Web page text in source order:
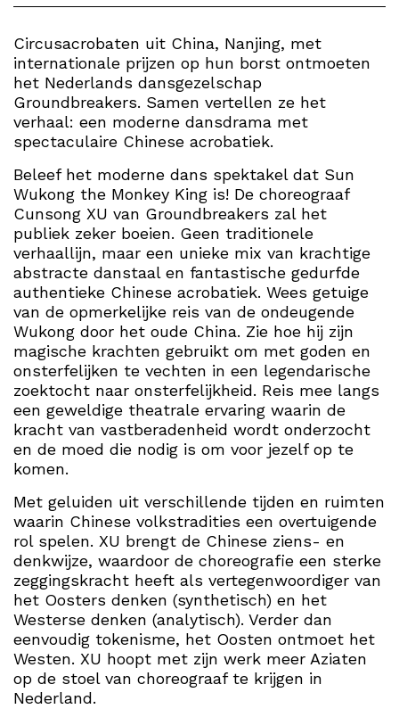
Circusacrobaten uit China, Nanjing, met
internationale prijzen op hun borst ontmoeten
het Nederlands dansgezelschap
Groundbreakers. Samen vertellen ze het
verhaal: een moderne dansdrama met
spectaculaire Chinese acrobatiek.
Beleef het moderne dans spektakel dat Sun
Wukong the Monkey King is! De choreograaf
Cunsong XU van Groundbreakers zal het
publiek zeker boeien. Geen traditionele
verhaallijn, maar een unieke mix van krachtige
abstracte danstaal en fantastische gedurfde
authentieke Chinese acrobatiek. Wees getuige
van de opmerkelijke reis van de ondeugende
Wukong door het oude China. Zie hoe hij zijn
magische krachten gebruikt om met goden en
onsterfelijken te vechten in een legendarische
zoektocht naar onsterfelijkheid. Reis mee langs
een geweldige theatrale ervaring waarin de
kracht van vastberadenheid wordt onderzocht
en de moed die nodig is om voor jezelf op te
komen.
Met geluiden uit verschillende tijden en ruimten
waarin Chinese volkstradities een overtuigende
rol spelen. XU brengt de Chinese ziens- en
denkwijze, waardoor de choreografie een sterke
zeggingskracht heeft als vertegenwoordiger van
het Oosters denken (synthetisch) en het
Westerse denken (analytisch). Verder dan
eenvoudig tokenisme, het Oosten ontmoet het
Westen. XU hoopt met zijn werk meer Aziaten
op de stoel van choreograaf te krijgen in
Nederland.